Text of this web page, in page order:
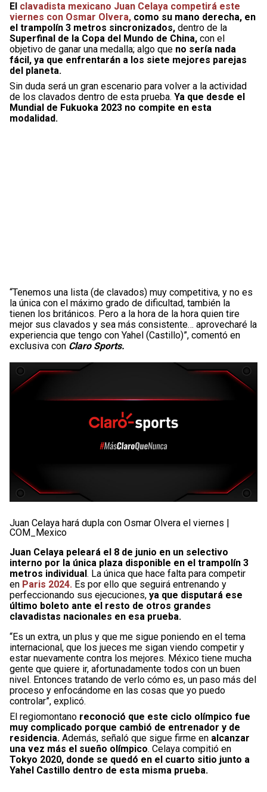
El clavadista mexicano Juan Celaya competirá este
viernes con Osmar Olvera, como su mano derecha, en
el trampolín 3 metros sincronizados, dentro de la
Superfinal de la Copa del Mundo de China, con el
objetivo de ganar una medalla; algo que no sería nada
fácil, ya que enfrentarán a los siete mejores parejas
del planeta.
Sin duda será un gran escenario para volver a la actividad
de los clavados dentro de esta prueba. Ya que desde el
Mundial de Fukuoka 2023 no compite en esta
modalidad.
“Tenemos una lista (de clavados) muy competitiva, y no es
la única con el máximo grado de dificultad, también la
tienen los británicos. Pero a la hora de la hora quien tire
mejor sus clavados y sea más consistente… aprovecharé la
experiencia que tengo con Yahel (Castillo)”, comentó en
exclusiva con Claro Sports.
Juan Celaya hará dupla con Osmar Olvera el viernes |
COM_Mexico
Juan Celaya peleará el 8 de junio en un selectivo
interno por la única plaza disponible en el trampolín 3
metros individual. La única que hace falta para competir
en Paris 2024. Es por ello que seguirá entrenando y
perfeccionando sus ejecuciones, ya que disputará ese
último boleto ante el resto de otros grandes
clavadistas nacionales en esa prueba.
“Es un extra, un plus y que me sigue poniendo en el tema
internacional, que los jueces me sigan viendo competir y
estar nuevamente contra los mejores. México tiene mucha
gente que quiere ir, afortunadamente todos con un buen
nivel. Entonces tratando de verlo cómo es, un paso más del
proceso y enfocándome en las cosas que yo puedo
controlar”, explicó.
El regiomontano reconoció que este ciclo olímpico fue
muy complicado porque cambió de entrenador y de
residencia. Además, señaló que sigue firme en alcanzar
una vez más el sueño olímpico. Celaya compitió en
Tokyo 2020, donde se quedó en el cuarto sitio junto a
Yahel Castillo dentro de esta misma prueba.